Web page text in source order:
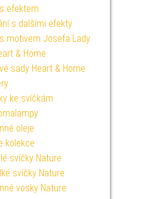
efektem
s dalšími efekty
motivem Josefa Lady
& Home
sady Heart & Home
ke svíčkám
oleje
kolekce
svíčky Nature
svíčky Nature
vosky Nature